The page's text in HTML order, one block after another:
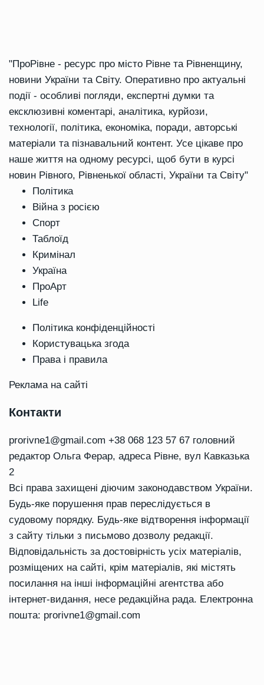
"ПроРівне - ресурс про місто Рівне та Рівненщину,
новини України та Світу. Оперативно про актуальні
події - особливі погляди, експертні думки та
ексклюзивні коментарі, аналітика, курйози,
технології, політика, економіка, поради, авторські
матеріали та пізнавальний контент. Усе цікаве про
наше життя на одному ресурсі, щоб бути в курсі
новин Рівного, Рівненької області, України та Світу"
Політика
Війна з росією
Спорт
Таблоїд
Кримінал
Україна
ПроАрт
Life
Політика конфіденційності
Користувацька згода
Права і правила
Реклама на сайті
Контакти
prorivne1@gmail.com +38 068 123 57 67 головний
редактор Ольга Ферар, адреса Рівне, вул Кавказька
2
Всі права захищені діючим законодавством України.
Будь-яке порушення прав переслідується в
судовому порядку. Будь-яке відтворення інформації
з сайту тільки з письмово дозволу редакції.
Відповідальність за достовірність усіх матеріалів,
розміщених на сайті, крім матеріалів, які містять
посилання на інші інформаційні агентства або
інтернет-видання, несе редакційна рада. Електронна
пошта: prorivne1@gmail.com